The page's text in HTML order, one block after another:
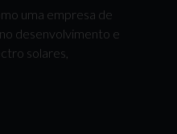
uma empresa de
desenvolvimento e
solares,